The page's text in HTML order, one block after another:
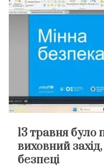
13 травня було
виховний
безпеці